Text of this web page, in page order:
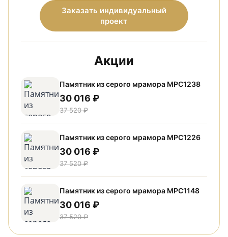
Заказать индивидуальный
проект
Акции
Памятник из серого мрамора МРС1238
30 016 ₽
37 520 ₽
Памятник из серого мрамора МРС1226
30 016 ₽
37 520 ₽
Памятник из серого мрамора МРС1148
30 016 ₽
37 520 ₽